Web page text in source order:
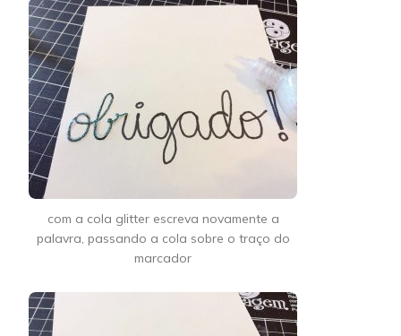
com a cola glitter escreva novamente a
palavra, passando a cola sobre o traço do
marcador